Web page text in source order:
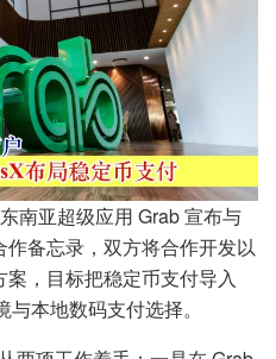
南亚超级应用 Grab 宣布与
备忘录，双方将合作开发以
，目标把稳定币支付导入
本地数码支付选择。